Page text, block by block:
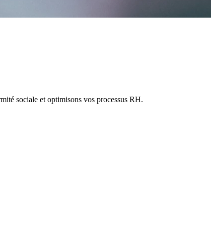
sociale et optimisons vos processus RH.